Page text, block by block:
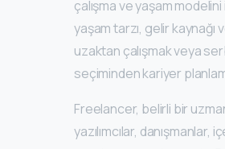
çalışma ve yaşam
yaşam tarzı, gelir kaynağı
uzaktan çalışmak veya
seçiminden kariyer
Freelancer, belirli bir
yazılımcılar,